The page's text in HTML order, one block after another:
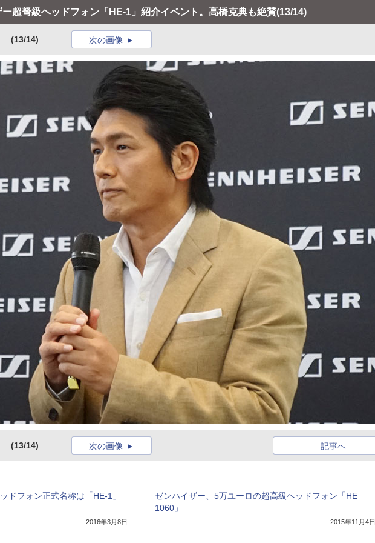
ー超弩級ヘッドフォン「HE-1」紹介イベント。高橋克典も絶賛(13/14)
(13/14) 次の画像
(13/14) 記事へ
次の画像
ドフォン正式名称は「HE-1」
2016年3月8日
ゼンハイザー、5万ユーロの超高級ヘッドフォン「HE
1060」
2015年11月4日